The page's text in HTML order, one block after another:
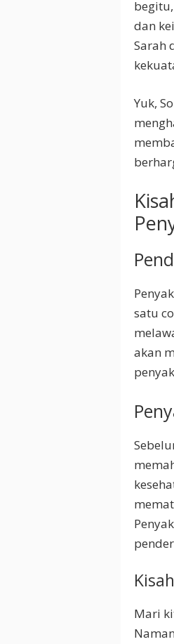
dan
Sarah
Yuk,
satu
akan
Mari